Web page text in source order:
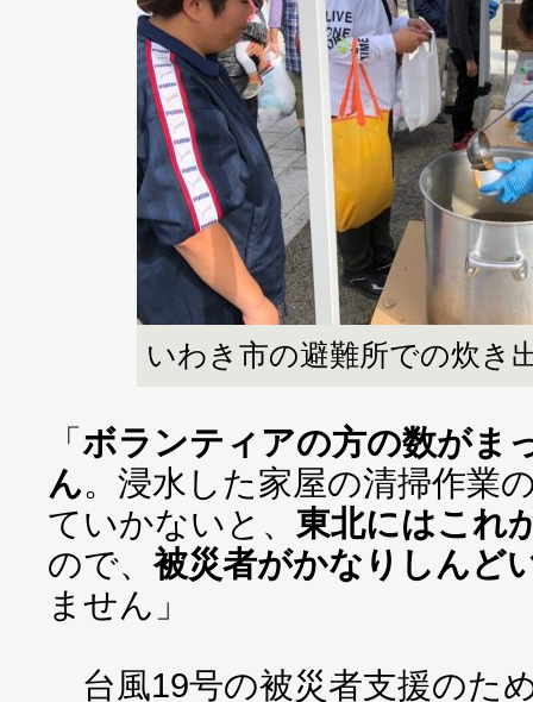
いわき市の避難所での炊き
「ボランティアの方の数がま
ん。浸水した家屋の清掃作業
ていかないと、 東北にはこれ
ので、被災者がかなりしんど
ません」
台風19号の被災者支援のた